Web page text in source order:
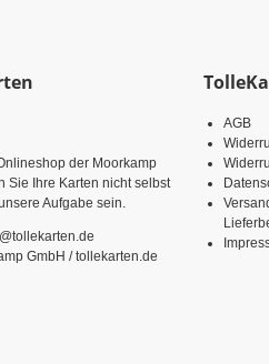
der Moorkamp
Sie Ihre Karten nicht selbst
Aufgabe sein.
GmbH / tollekarten.de
AGB